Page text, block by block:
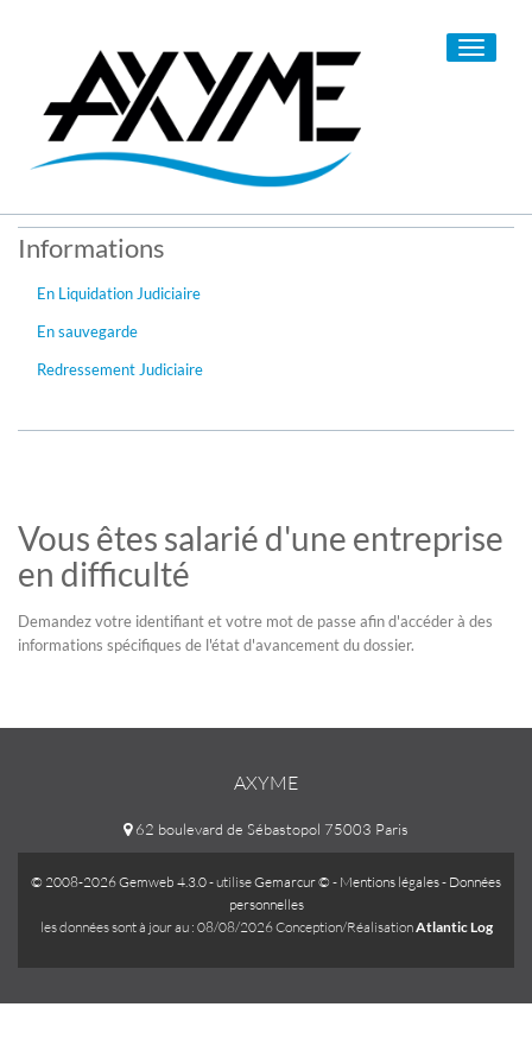
Toggle
Informations
En Liquidation Judiciaire
En sauvegarde
Redressement Judiciaire
Vous êtes salarié d'une entreprise
en difficulté
Demandez votre identifiant et votre mot de passe afin d'accéder à des
informations spécifiques de l'état d'avancement du dossier.
AXYME
62 boulevard de Sébastopol 75003 Paris
© 2008-2026 Gemweb 4.3.0- utiliseGemarcur © - Mentions légales- Données
personnelles
les données sont à jour au : 08/08/2026 Conception/RéalisationAtlantic Log